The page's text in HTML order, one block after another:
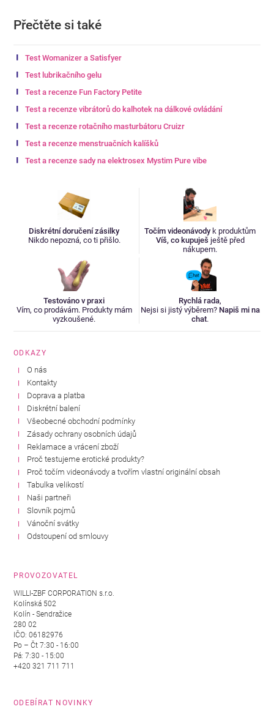
Přečtěte si také
Test Womanizer a Satisfyer
Test lubrikačního gelu
Test a recenze Fun Factory Petite
Test a recenze vibrátorů do kalhotek na dálkové ovládání
Test a recenze rotačního masturbátoru Cruizr
Test a recenze menstruačních kalíšků
Test a recenze sady na elektrosex Mystim Pure vibe
Diskrétní doručení zásilky
Nikdo nepozná, co ti přišlo.
Točím videonávody k produktům
Víš, co kupuješ ještě před
nákupem.
Testováno v praxi
Vím, co prodávám. Produkty mám
vyzkoušené.
Rychlá rada,
Nejsi si jistý výběrem? Napiš mi na
chat.
ODKAZY
O nás
Kontakty
Doprava a platba
Diskrétní balení
Všeobecné obchodní podmínky
Zásady ochrany osobních údajů
Reklamace a vrácení zboží
Proč testujeme erotické produkty?
Proč točím videonávody a tvořím vlastní originální obsah
Tabulka velikostí
Naši partneři
Slovník pojmů
Vánoční svátky
Odstoupení od smlouvy
PROVOZOVATEL
WILLI-ZBF CORPORATION s.r.o.
Kolínská 502
Kolín - Sendražice
280 02
IČO: 06182976
Po – Čt 7:30 - 16:00
Pá: 7:30 - 15:00
+420 321 711 711
ODEBÍRAT NOVINKY